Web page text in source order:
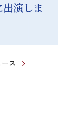
演しま
ース